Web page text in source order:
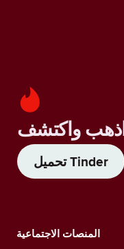
تحميل Tinder
المنصات الاجتماعية